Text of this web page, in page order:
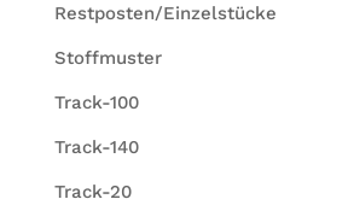
Restposten/Einzelstücke
Stoffmuster
Track-100
Track-140
Track-20